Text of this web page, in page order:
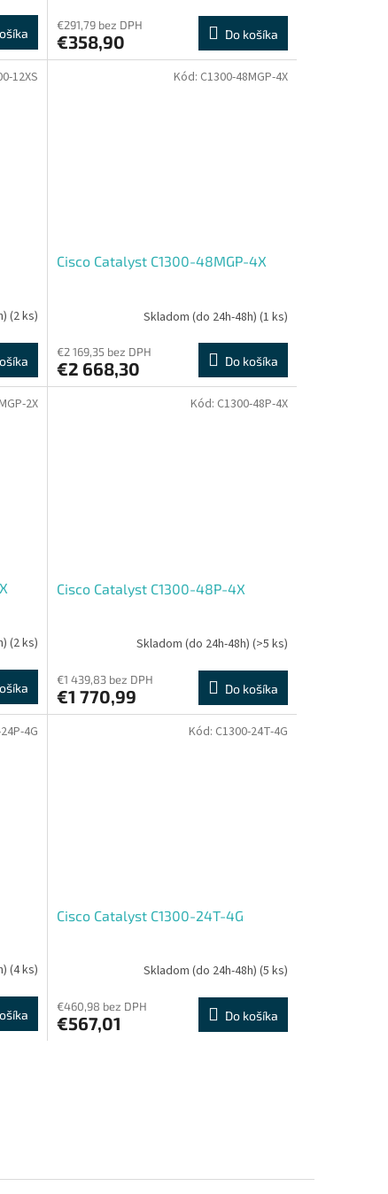
€291,79 bez DPH
€358,90 Do košíka
(2 ks)
12XS
Cisco Catalyst C1300-48MGP-4X
Skladom (do 24h-48h) (1 ks)
€2 169,35 bez DPH
€2 668,30 Do košíka
Kód: C1300-48MGP-4X
(2 ks)
2X
Cisco Catalyst C1300-48P-4X
Skladom (do 24h-48h) (>5 ks)
€1 439,83 bez DPH
€1 770,99 Do košíka
Kód: C1300-48P-4X
(4 ks)
4G
Cisco Catalyst C1300-24T-4G
Skladom (do 24h-48h) (5 ks)
€460,98 bez DPH
€567,01 Do košíka
Kód: C1300-24T-4G